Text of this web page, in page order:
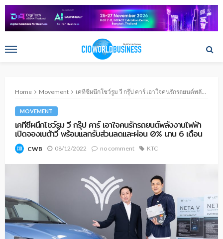
Home Movement เคทีซีผนึกโชว์รูม วี กรุ๊ป คาร์ เอาใจคนรักรถยนต์พลังงานไฟฟ้า เปิดจองเนต้าวี พร้อมแลกรับส่วนลดและผ่อน 0% นาน 6 เดือน
MOVEMENT
เคทีซีผนึกโชว์รูม วี กรุ๊ป คาร์ เอาใจคนรักรถยนต์พลังงานไฟฟ้า
เปิดจองเนต้าวี พร้อมแลกรับส่วนลดและผ่อน 0% นาน 6 เดือน
CWB 08/12/2022 no comment KTC